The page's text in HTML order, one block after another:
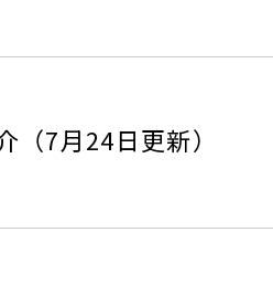
（7月24日更新）